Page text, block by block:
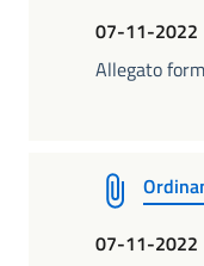
07-11-2022
Allegato
07-11-2022